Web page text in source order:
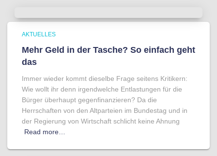
AKTUELLES
Mehr Geld in der Tasche? So einfach geht
das
Immer wieder kommt dieselbe Frage seitens Kritikern:
Wie wollt ihr denn irgendwelche Entlastungen für die
Bürger überhaupt gegenfinanzieren? Da die
Herrschaften von den Altparteien im Bundestag und in
der Regierung von Wirtschaft schlicht keine Ahnung
Read more…